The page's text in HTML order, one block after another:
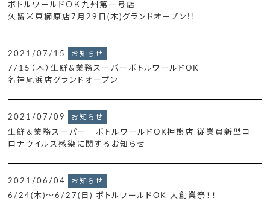
ボトルワールドＯＫ九州第一号店
久留米東櫛原店7月29日(木)グランドオープン!!
2021/07/15 お知らせ
7/15（木）生鮮&業務スーパーボトルワールドOK
名神尾浜店グランドオープン
2021/07/09 お知らせ
生鮮＆業務スーパー ボトルワールドOK押熊店 従業員新型コ
ロナウイルス感染に関するお知らせ
2021/06/04 お知らせ
6/24(木)～6/27(日) ボトルワールドOK 大創業祭！！